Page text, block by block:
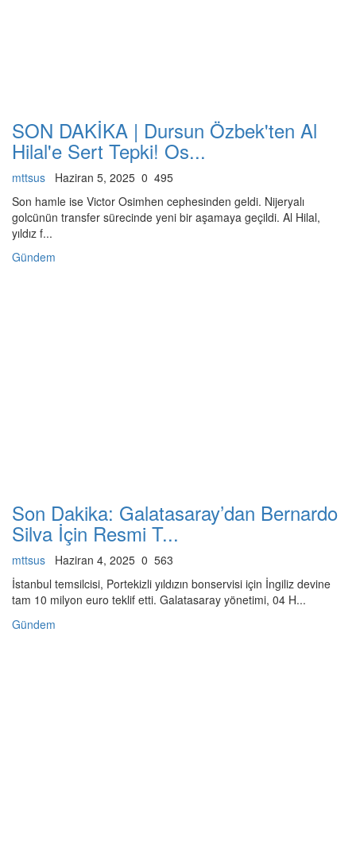
SON DAKİKA | Dursun Özbek'ten Al
Hilal'e Sert Tepki! Os...
mttsus Haziran 5, 2025 0 495
Son hamle ise Victor Osimhen cephesinden geldi. Nijeryalı
golcünün transfer sürecinde yeni bir aşamaya geçildi. Al Hilal,
yıldız f...
Gündem
Son Dakika: Galatasaray’dan Bernardo
Silva İçin Resmi T...
mttsus Haziran 4, 2025 0 563
İstanbul temsilcisi, Portekizli yıldızın bonservisi için İngiliz devine
tam 10 milyon euro teklif etti. Galatasaray yönetimi, 04 H...
Gündem